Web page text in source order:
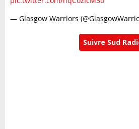
— Glasgow Warriors
Suivre Sud